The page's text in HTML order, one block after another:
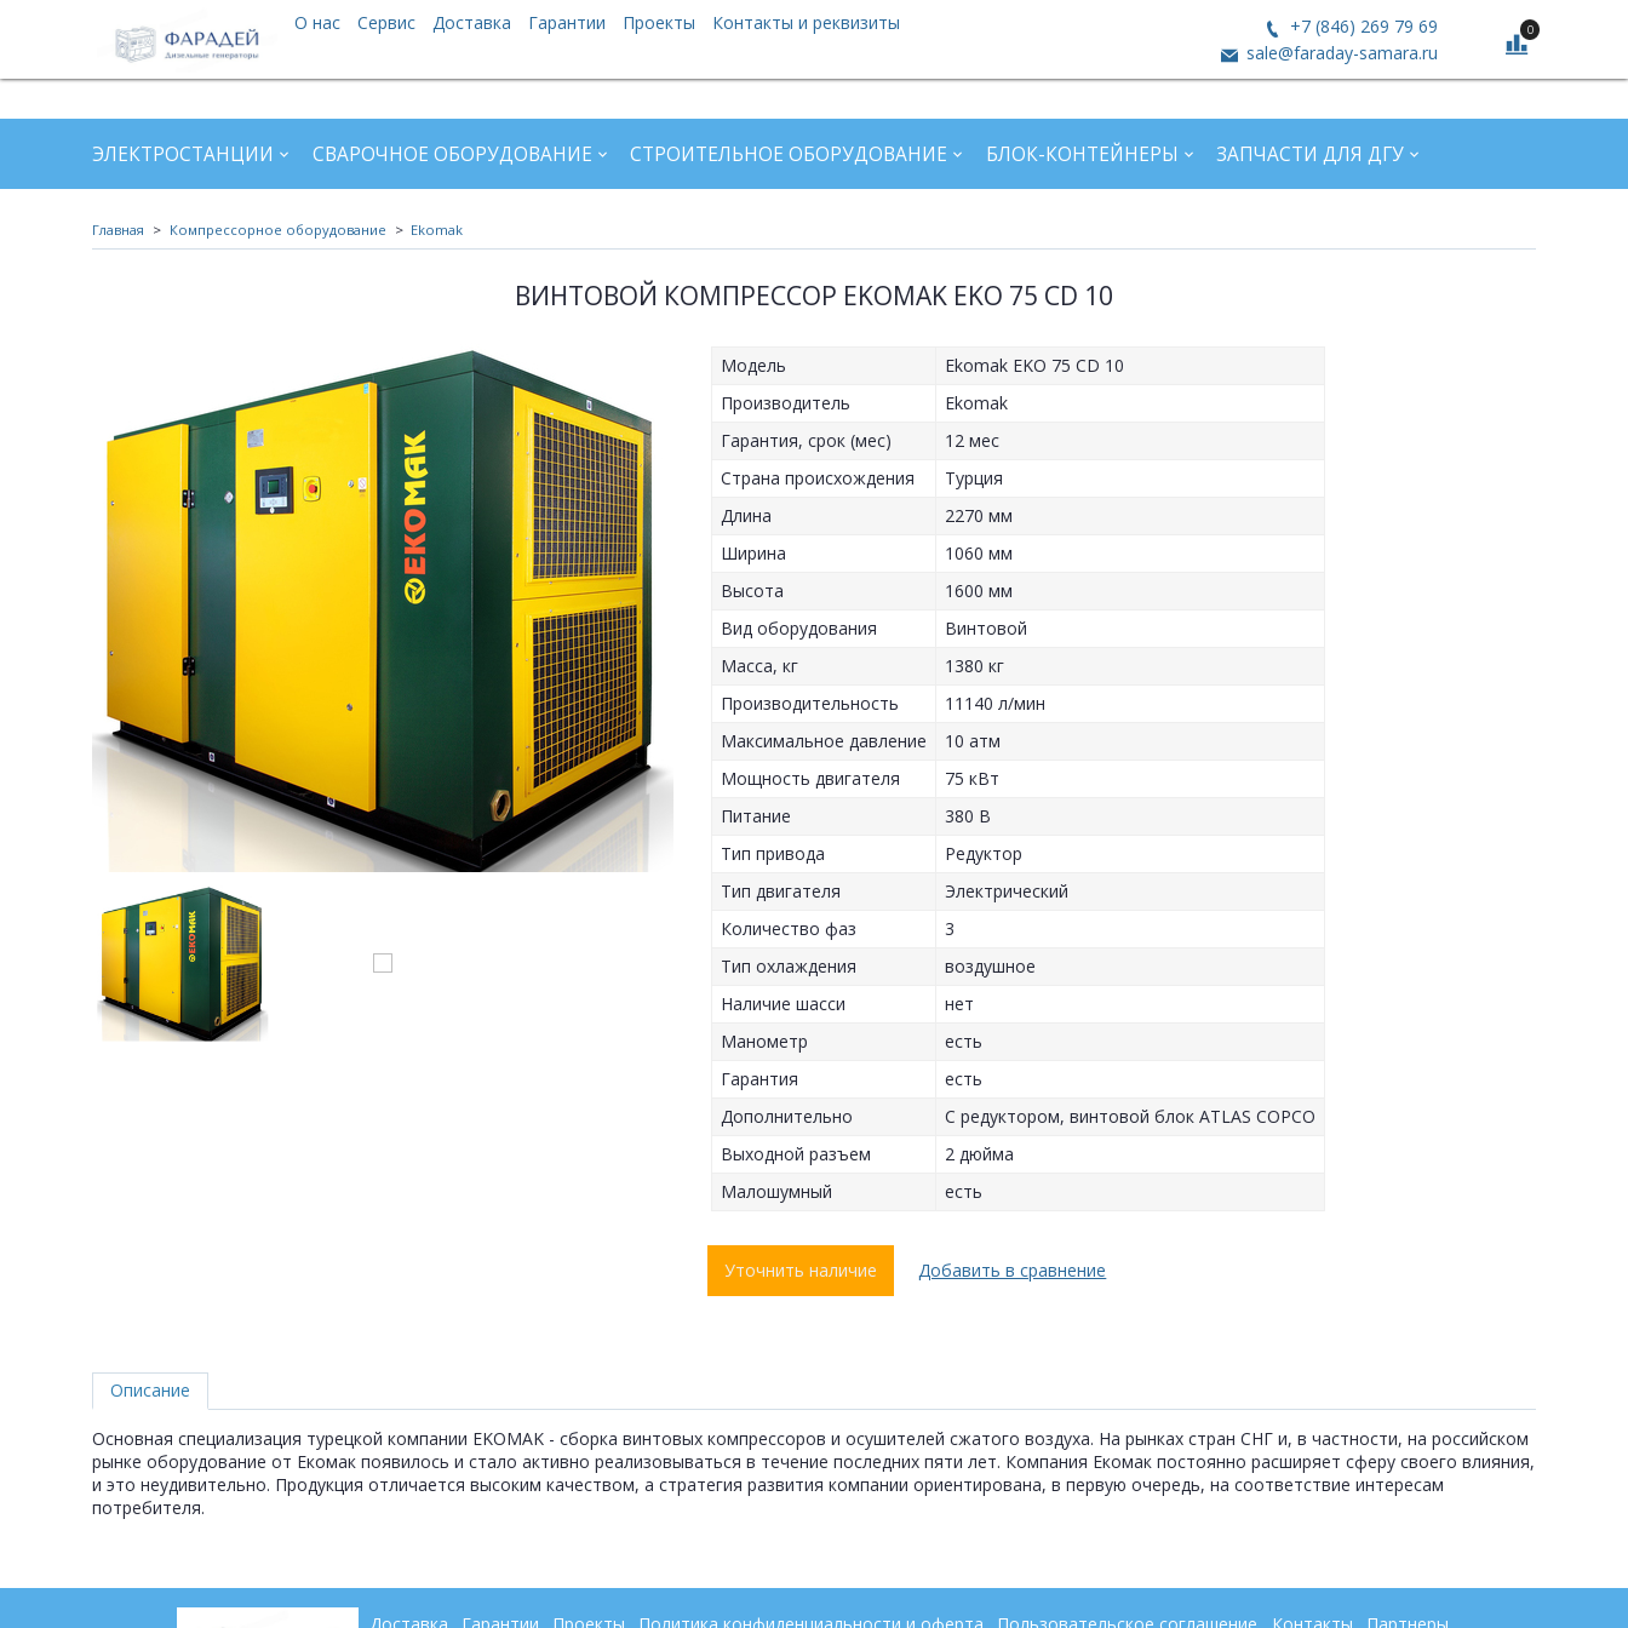
О нас Сервис Доставка Гарантии Проекты Контакты и реквизиты
+7 (846) 269 79 69
sale@faraday-samara.ru
0
ЭЛЕКТРОСТАНЦИИ СВАРОЧНОЕ ОБОРУДОВАНИЕ СТРОИТЕЛЬНОЕ ОБОРУДОВАНИЕ БЛОК-КОНТЕЙНЕРЫ ЗАПЧАСТИ ДЛЯ ДГУ
Главная Компрессорное оборудование Ekomak
ВИНТОВОЙ КОМПРЕССОР EKOMAK EKO 75 CD 10
Модель
Ekomak EKO 75 CD 10
Производитель
Ekomak
Гарантия, срок (мес)
12 мес
Страна происхождения
Турция
Длина
2270 мм
Ширина
1060 мм
Высота
1600 мм
Вид оборудования
Винтовой
Масса, кг
1380 кг
Производительность
11140 л/мин
Максимальное давление
10 атм
Мощность двигателя
75 кВт
Питание
380 В
Тип привода
Редуктор
Тип двигателя
Электрический
Количество фаз
3
Тип охлаждения
воздушное
Наличие шасси
нет
Манометр
есть
Гарантия
есть
Дополнительно
С редуктором, винтовой блок ATLAS COPCO
Выходной разъем
2 дюйма
Малошумный
есть
Уточнить наличие Добавить в сравнение
Описание
Основная специализация турецкой компании EKOMAK - сборка винтовых компрессоров и осушителей сжатого воздуха. На рынках стран СНГ и, в частности, на российском
рынке оборудование от Екомак появилось и стало активно реализовываться в течение последних пяти лет. Компания Екомак постоянно расширяет сферу своего влияния,
и это неудивительно. Продукция отличается высоким качеством, а стратегия развития компании ориентирована, в первую очередь, на соответствие интересам
потребителя.